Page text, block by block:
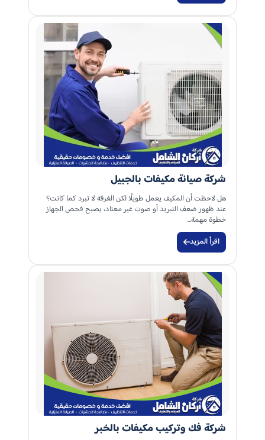
شركة صيانة مكيفات بالجبيل
هل لاحظت أن المكيف يعمل طويلًا لكن الغرفة لا تبرد كما كانت؟
عند ظهور ضعف التبريد أو صوت غير معتاد، يصبح فحص الجهاز
خطوة مهمة…
اقرأ المزيد
شركة فك وتركيب مكيفات بالخبر